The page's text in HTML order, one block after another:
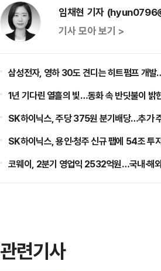
임채현 기자
기사 모아 보기 >
삼성전자, 영하 30도 견디는 히트펌프 개
1년 기다린 열흘의 빛…동화 속 반딧불이 밝
SK하이닉스, 주당 375원 분기배당…추가
SK하이닉스, 용인·청주 신규 팹에 54조 투
코웨이, 2분기 영업익 2532억원…국내·해
관련기사